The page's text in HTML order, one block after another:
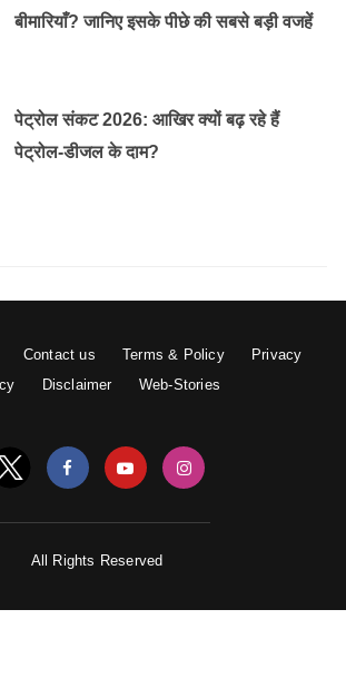
बीमारियाँ? जानिए इसके पीछे की सबसे बड़ी वजहें
पेट्रोल संकट 2026: आखिर क्यों बढ़ रहे हैं
पेट्रोल-डीजल के दाम?
Contact us Terms & Policy
Privacy
Disclaimer Web-Stories
All Rights Reserved